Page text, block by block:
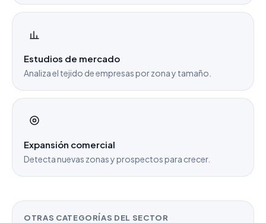
Estudios de mercado
Analiza el tejido de empresas por zona y tamaño.
Expansión comercial
Detecta nuevas zonas y prospectos para crecer.
OTRAS CATEGORÍAS DEL SECTOR